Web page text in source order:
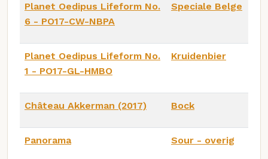
Planet Oedipus Lifeform No.
6 - PO17-CW-NBPA
Speciale Belge
Planet Oedipus Lifeform No.
1 - PO17-GL-HMBO
Kruidenbier
Château Akkerman (2017) Bock
Panorama Sour - overig